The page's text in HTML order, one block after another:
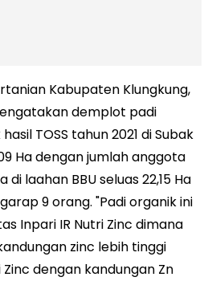
Kabupaten Klungkung,
demplot padi
TOSS tahun 2021 di Subak
Ha dengan jumlah anggota
di laahan BBU seluas 22,15 Ha
9 orang. "Padi organik ini
Inpari IR Nutri Zinc dimana
zinc lebih tinggi
dengan kandungan Zn